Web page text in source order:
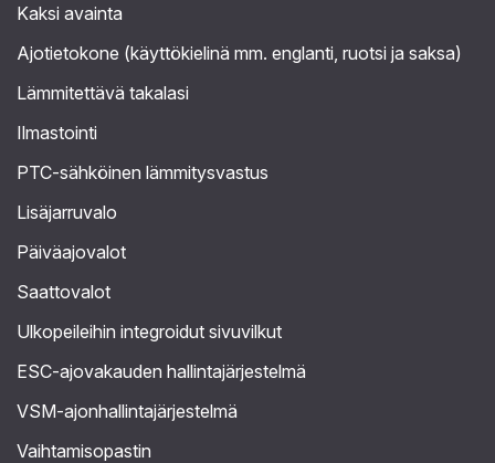
Kaksi avainta
Ajotietokone (käyttökielinä mm. englanti, ruotsi ja saksa)
Lämmitettävä takalasi
Ilmastointi
PTC-sähköinen lämmitysvastus
Lisäjarruvalo
Päiväajovalot
Saattovalot
Ulkopeileihin integroidut sivuvilkut
ESC-ajovakauden hallintajärjestelmä
VSM-ajonhallintajärjestelmä
Vaihtamisopastin